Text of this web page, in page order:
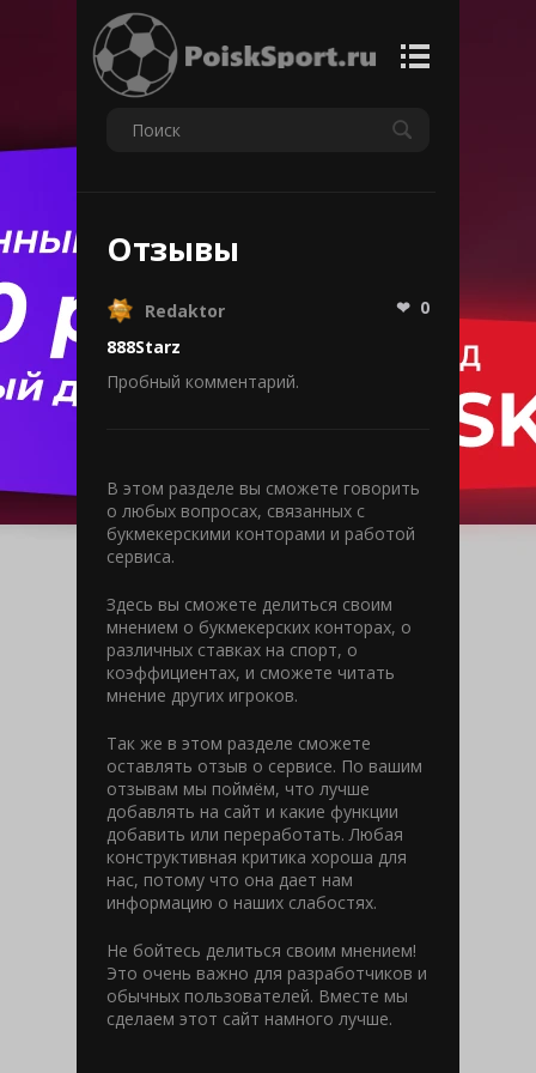
Отзывы
Redaktor ❤ 0
888Starz
Пробный комментарий.
В этом разделе вы сможете говорить
о любых вопросах, связанных с
букмекерскими конторами и работой
сервиса.
Здесь вы сможете делиться своим
мнением о букмекерских конторах, о
различных ставках на спорт, о
коэффициентах, и сможете читать
мнение других игроков.
Так же в этом разделе сможете
оставлять отзыв о сервисе. По вашим
отзывам мы поймём, что лучше
добавлять на сайт и какие функции
добавить или переработать. Любая
конструктивная критика хороша для
нас, потому что она дает нам
информацию о наших слабостях.
Не бойтесь делиться своим мнением!
Это очень важно для разработчиков и
обычных пользователей. Вместе мы
сделаем этот сайт намного лучше.